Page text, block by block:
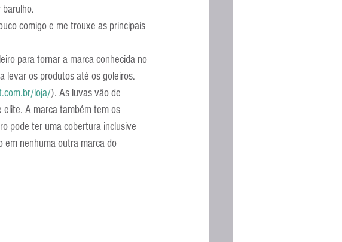
comigo e me trouxe as principais
para tornar a marca conhecida no
levar os produtos até os goleiros.
loja/). As luvas vão de
A marca também tem os
pode ter uma cobertura inclusive
em nenhuma outra marca do